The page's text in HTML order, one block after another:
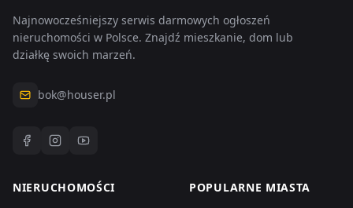
Najnowocześniejszy serwis darmowych ogłoszeń
nieruchomości w Polsce. Znajdź mieszkanie, dom lub
działkę swoich marzeń.
bok@houser.pl
NIERUCHOMOŚCI POPULARNE MIASTA